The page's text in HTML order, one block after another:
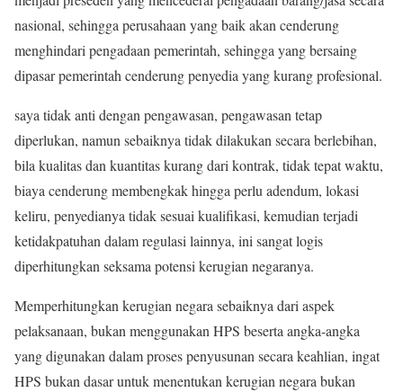
nasional, sehingga perusahaan yang baik akan cenderung
menghindari pengadaan pemerintah, sehingga yang bersaing
dipasar pemerintah cenderung penyedia yang kurang profesional.
saya tidak anti dengan pengawasan, pengawasan tetap
diperlukan, namun sebaiknya tidak dilakukan secara berlebihan,
bila kualitas dan kuantitas kurang dari kontrak, tidak tepat waktu,
biaya cenderung membengkak hingga perlu adendum, lokasi
keliru, penyedianya tidak sesuai kualifikasi, kemudian terjadi
ketidakpatuhan dalam regulasi lainnya, ini sangat logis
diperhitungkan seksama potensi kerugian negaranya.
Memperhitungkan kerugian negara sebaiknya dari aspek
pelaksanaan, bukan menggunakan HPS beserta angka-angka
yang digunakan dalam proses penyusunan secara keahlian, ingat
HPS bukan dasar untuk menentukan kerugian negara bukan